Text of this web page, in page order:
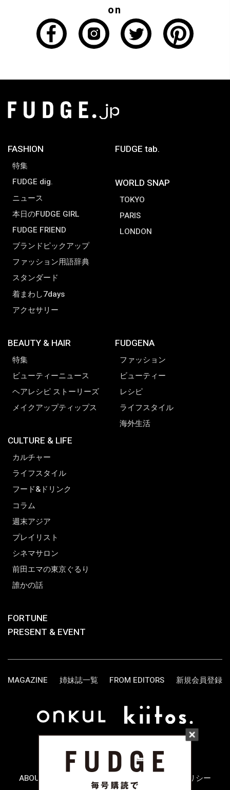
on
FASHION
特集
FUDGE dig.
ニュース
本日のFUDGE GIRL
FUDGE FRIEND
ブランドピックアップ
ファッション用語辞典
スタンダード
着まわし7days
アクセサリー
FUDGE tab.
WORLD SNAP
TOKYO
PARIS
LONDON
BEAUTY & HAIR
特集
ビューティーニュース
ヘアレシピ ストーリーズ
メイクアップティップス
CULTURE & LIFE
カルチャー
ライフスタイル
フード&ドリンク
コラム
週末アジア
プレイリスト
シネマサロン
前田エマの東京ぐるり
誰かの話
FUDGENA
ファッション
ビューティー
レシピ
ライフスタイル
海外生活
FORTUNE
PRESENT & EVENT
MAGAZINE 姉妹誌一覧 FROM EDITORS 新規会員登録
ABOUT US プライバシーポリシー